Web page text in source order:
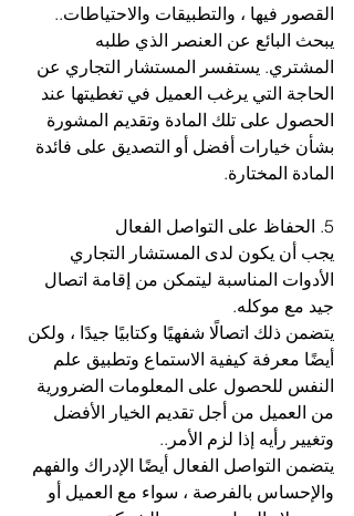
القصور فيها ، والتطبيقات والاحتياطات..
يبحث البائع عن العنصر الذي طلبه
المشتري. يستفسر المستشار التجاري عن
الحاجة التي يرغب العميل في تغطيتها عند
الحصول على تلك المادة وتقديم المشورة
بشأن خيارات أفضل أو التصديق على فائدة
المادة المختارة.
5. الحفاظ على التواصل الفعال
يجب أن يكون لدى المستشار التجاري
الأدوات المناسبة ليتمكن من إقامة اتصال
جيد مع موكله.
يتضمن ذلك اتصالًا شفهيًا وكتابيًا جيدًا ، ولكن
أيضًا معرفة كيفية الاستماع وتطبيق علم
النفس للحصول على المعلومات الضرورية
من العميل من أجل تقديم الخيار الأفضل
وتغيير رأيه إذا لزم الأمر..
يتضمن التواصل الفعال أيضًا الإدراك والفهم
والإحساس بالفرصة ، سواء مع العميل أو